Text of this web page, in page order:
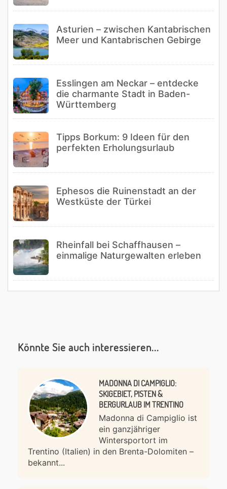
Asturien – zwischen Kantabrischen
Meer und Kantabrischen Gebirge
Esslingen am Neckar – entdecke
die charmante Stadt in Baden-
Württemberg
Tipps Borkum: 9 Ideen für den
perfekten Erholungsurlaub
Ephesos die Ruinenstadt an der
Westküste der Türkei
Rheinfall bei Schaffhausen –
einmalige Naturgewalten erleben
Könnte Sie auch interessieren...
MADONNA DI CAMPIGLIO:
SKIGEBIET, PISTEN &
BERGURLAUB IM TRENTINO
Madonna di Campiglio ist
ein ganzjähriger
Wintersportort im
Trentino (Italien) in den Brenta-Dolomiten –
bekannt...